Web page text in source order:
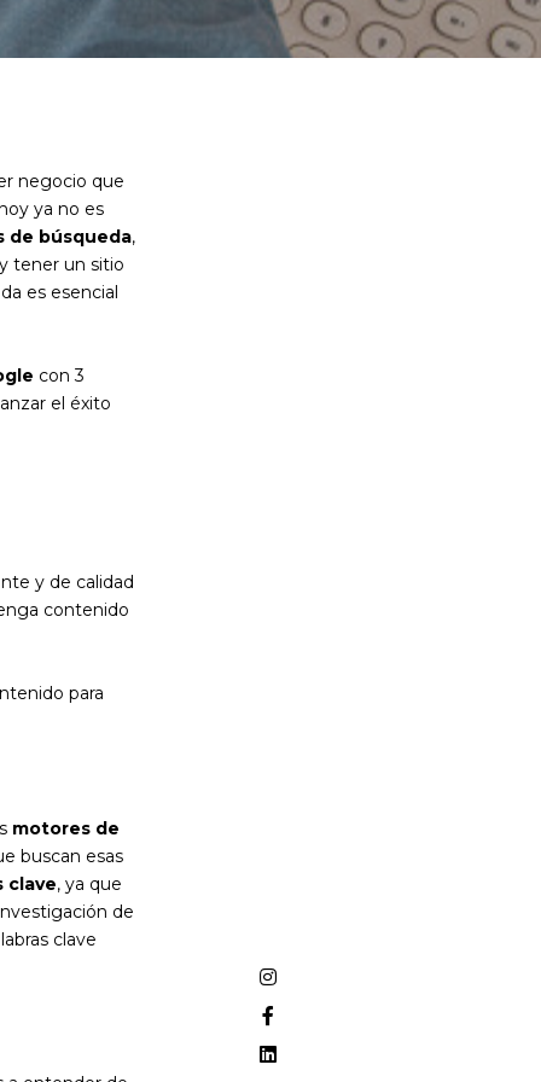
negocio que
ya no es
de búsqueda,
tener un sitio
es esencial
con 3
el éxito
y de calidad
contenido
para
motores de
buscan esas
clave, ya que
de
clave